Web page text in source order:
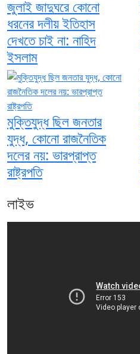
জুলাই জাদুঘরে কোনো
ধরনের দলীয় ইতিহাস
দেখতে চাই না: নাহিদ
ইসলাম
মুক্তিযুদ্ধ ছিল জনতার
যুদ্ধ, কোনো রাজনৈতিক
দলের নয়: ভারপ্রাপ্ত
রাষ্ট্রপতি
লাইভ